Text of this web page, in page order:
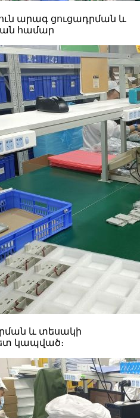
արագ ցուցադրման և
համար
և տեսակի
կապված։